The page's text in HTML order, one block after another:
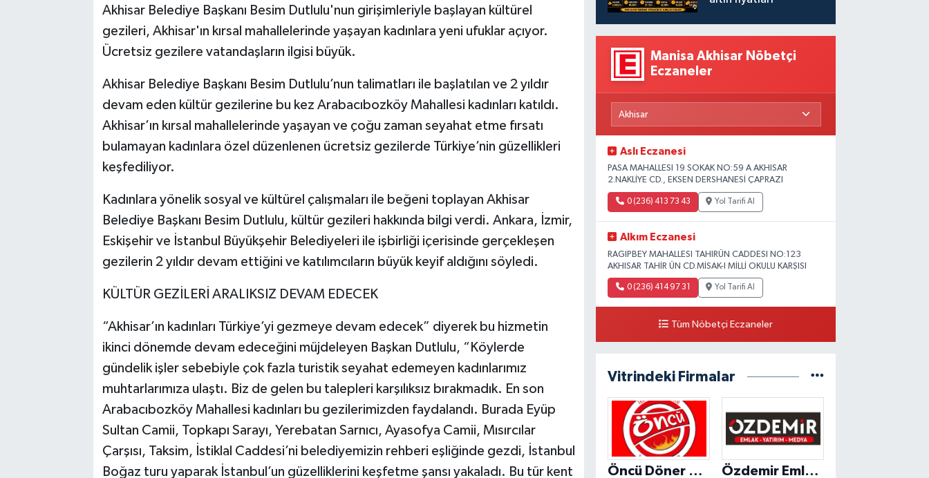
Akhisar Belediye Başkanı Besim Dutlulu'nun girişimleriyle başlayan kültürel
gezileri, Akhisar'ın kırsal mahallelerinde yaşayan kadınlara yeni ufuklar açıyor.
Ücretsiz gezilere vatandaşların ilgisi büyük.
Akhisar Belediye Başkanı Besim Dutlulu’nun talimatları ile başlatılan ve 2 yıldır
devam eden kültür gezilerine bu kez Arabacıbozköy Mahallesi kadınları katıldı.
Akhisar’ın kırsal mahallelerinde yaşayan ve çoğu zaman seyahat etme fırsatı
bulamayan kadınlara özel düzenlenen ücretsiz gezilerde Türkiye’nin güzellikleri
keşfediliyor.
Kadınlara yönelik sosyal ve kültürel çalışmaları ile beğeni toplayan Akhisar
Belediye Başkanı Besim Dutlulu, kültür gezileri hakkında bilgi verdi. Ankara, İzmir,
Eskişehir ve İstanbul Büyükşehir Belediyeleri ile işbirliği içerisinde gerçekleşen
gezilerin 2 yıldır devam ettiğini ve katılımcıların büyük keyif aldığını söyledi.
KÜLTÜR GEZİLERİ ARALIKSIZ DEVAM EDECEK
“Akhisar’ın kadınları Türkiye’yi gezmeye devam edecek” diyerek bu hizmetin
ikinci dönemde devam edeceğini müjdeleyen Başkan Dutlulu, “Köylerde
gündelik işler sebebiyle çok fazla turistik seyahat edemeyen kadınlarımız
muhtarlarımıza ulaştı. Biz de gelen bu talepleri karşılıksız bırakmadık. En son
Arabacıbozköy Mahallesi kadınları bu gezilerimizden faydalandı. Burada Eyüp
Sultan Camii, Topkapı Sarayı, Yerebatan Sarnıcı, Ayasofya Camii, Mısırcılar
Çarşısı, Taksim, İstiklal Caddesi’ni belediyemizin rehberi eşliğinde gezdi, İstanbul
Boğaz turu yaparak İstanbul’un güzelliklerini keşfetme şansı yakaladı. Bu tür kent
Manisa Akhisar Nöbetçi
Eczaneler
Aslı Eczanesi
PASA MAHALLESI 19 SOKAK NO:59 A AKHISAR
2.NAKLİYE CD., EKSEN DERSHANESİ ÇAPRAZI
0 (236) 413 73 43 Yol Tarifi Al
Alkım Eczanesi
RAGIPBEY MAHALLESI TAHIRÜN CADDESI NO:123
AKHISAR TAHİR ÜN CD.MİSAK-I MİLLİ OKULU KARŞISI
0 (236) 414 97 31 Yol Tarifi Al
Tüm Nöbetçi Eczaneler
Vitrindeki Firmalar
Öncü Döner Akhisar Özdemir Emlak Yatırım
Akhisar Emlak